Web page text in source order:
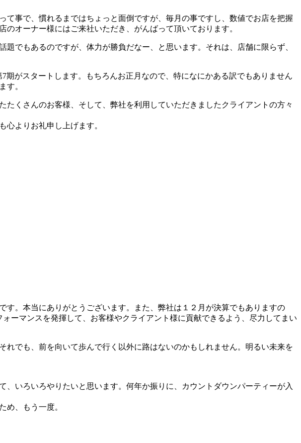
事で、慣れるまではちょっと面倒ですが、毎月の事ですし、数値でお店を把握
オーナー様にはご来社いただき、がんばって頂いております。
でもあるのですが、体力が勝負だなー、と思います。それは、店舗に限らず、
期がスタートします。もちろんお正月なので、特になにかある訳でもありません
す。
くさんのお客様、そして、弊社を利用していただきましたクライアントの方々
心よりお礼申し上げます。
。本当にありがとうございます。また、弊社は１２月が決算でもありますの
ーマンスを発揮して、お客様やクライアント様に貢献できるよう、尽力してまい
でも、前を向いて歩んで行く以外に路はないのかもしれません。明るい未来を
いろいろやりたいと思います。何年か振りに、カウントダウンパーティーが入
め、もう一度。